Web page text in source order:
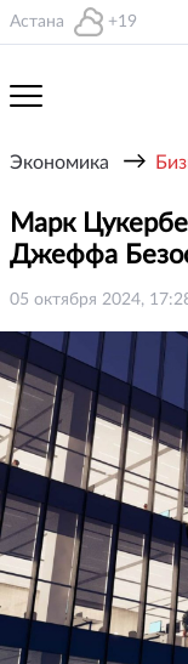
Астана +19
Экономика →
Марк
Джеффа
05 октября 2024,